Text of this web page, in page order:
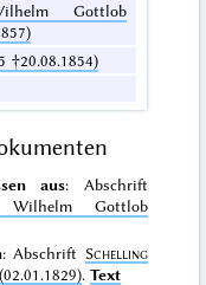
Gottlob
†20.08.1854)
aus: Abschrift
Gottlob
: Abschrift Schelling
.Text